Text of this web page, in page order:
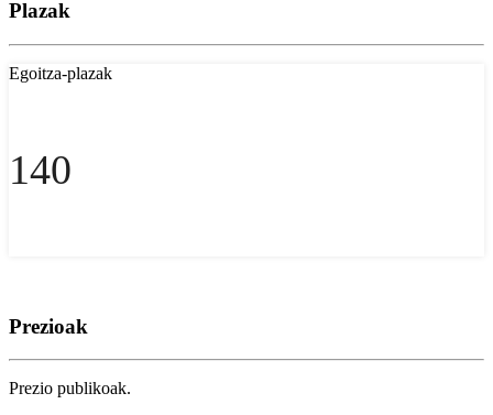
Plazak
Egoitza-plazak
140
Prezioak
Prezio publikoak.